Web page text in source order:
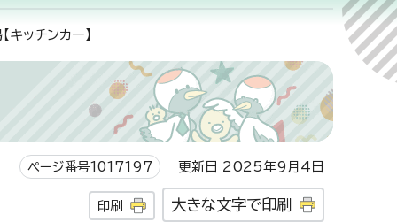
ッチンカー】
ページ番号1017197 更新日 2025年9月4日
印刷 大きな文字で印刷